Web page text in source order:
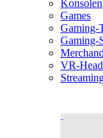
Konsolen
Games
Gaming-
Gaming-
VR-